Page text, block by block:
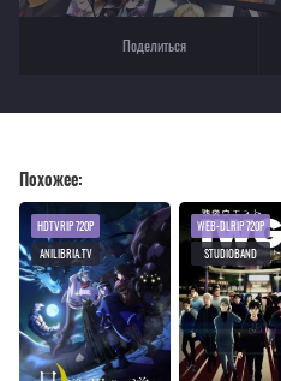
Поделиться
Похожее:
HDTVRIP 720P
ANILIBRIA.TV
WEB-DLRIP 720P
STUDIOBAND